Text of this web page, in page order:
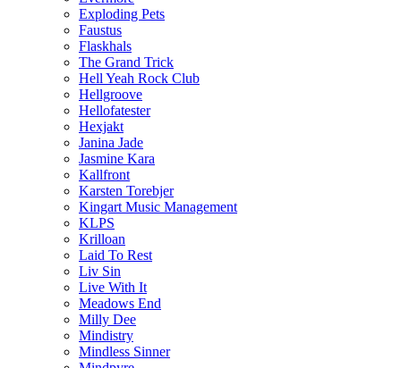
Exploding Pets
Faustus
Flaskhals
The Grand Trick
Hell Yeah Rock Club
Hellgroove
Hellofatester
Hexjakt
Janina Jade
Jasmine Kara
Kallfront
Karsten Torebjer
Kingart Music Management
KLPS
Krilloan
Laid To Rest
Liv Sin
Live With It
Meadows End
Milly Dee
Mindistry
Mindless Sinner